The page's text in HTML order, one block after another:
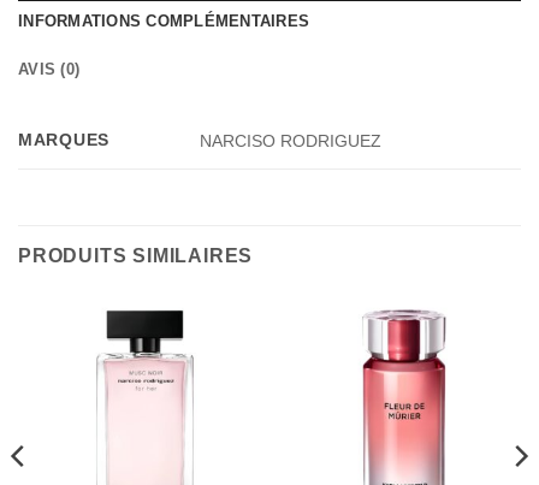
INFORMATIONS COMPLÉMENTAIRES
AVIS (0)
MARQUES NARCISO RODRIGUEZ
PRODUITS SIMILAIRES